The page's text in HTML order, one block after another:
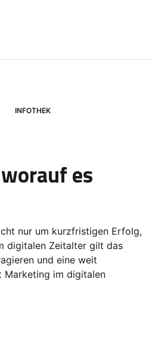
worauf
INFOTHEK
es
nur um kurzfristigen Erfolg,
digitalen Zeitalter gilt das
und eine weit
Marketing im digitalen